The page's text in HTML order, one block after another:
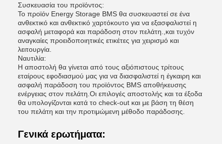
Συσκευασία του προϊόντος:
Το προϊόν Energy Storage BMS θα συσκευαστεί σε ένα
ανθεκτικό και ανθεκτικό χαρτόκουτο για να εξασφαλιστεί η
ασφαλή μεταφορά και παράδοση στον πελάτη.,και τυχόν
αναγκαίες προειδοποιητικές ετικέτες για χειρισμό και
λειτουργία.
Ναυτιλία:
Η αποστολή θα γίνεται από τους αξιόπιστους τρίτους
εταίρους εφοδιασμού μας για να διασφαλιστεί η έγκαιρη και
ασφαλή παράδοση του προϊόντος BMS αποθήκευσης
ενέργειας στον πελάτη.Οι επιλογές αποστολής και τα έξοδα
θα υπολογίζονται κατά το check-out και με βάση τη θέση
του πελάτη και την προτιμώμενη μέθοδο παράδοσης.
Γενικά ερωτήματα: